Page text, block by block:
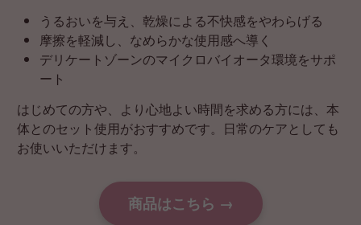
うるおいを与え、乾燥による不快感をやわらげる
摩擦を軽減し、なめらかな使用感へ導く
デリケートゾーンのマイクロバイオータ環境をサポ
ート
はじめての方や、より心地よい時間を求める方には、本
体とのセット使用がおすすめです。日常のケアとしても
お使いいただけます。
商品はこちら →